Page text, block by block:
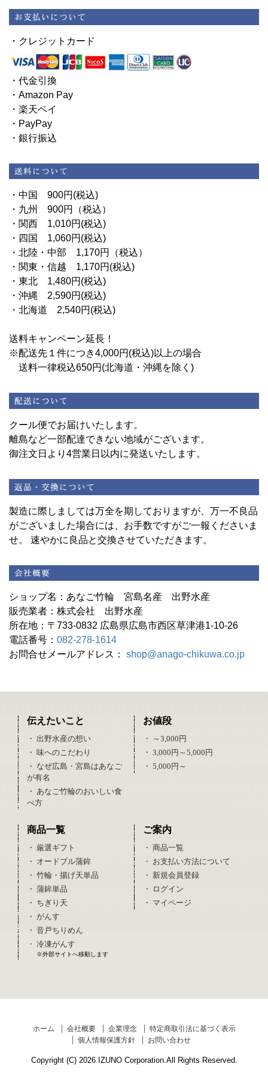
・クレジットカード
・代金引換
・Amazon Pay
・楽天ペイ
・PayPay
・銀行振込
・中国 900円(税込)
・九州 900円（税込）
・関西 1,010円(税込)
・四国 1,060円(税込)
・北陸・中部 1,170円（税込）
・関東・信越 1,170円(税込)
・東北 1,480円(税込)
・沖縄 2,590円(税込)
・北海道 2,540円(税込)
送料キャンペーン延長！
※配送先１件につき4,000円(税込)以上の場合
送料一律税込650円(北海道・沖縄を除く)
クール便でお届けいたします。
離島など一部配達できない地域がございます。
御注文日より4営業日以内に発送いたします。
製造に際しましては万全を期しておりますが、万一不良品
がございました場合には、お手数ですがご一報くださいま
せ。 速やかに良品と交換させていただきます。
ショップ名：あなご竹輪 宮島名産 出野水産
販売業者：株式会社 出野水産
所在地：〒733-0832 広島県広島市西区草津港1-10-26
電話番号： 082-278-1614
お問合せメールアドレス： shop@anago-chikuwa.co.jp
伝えたいこと
・ 出野水産の想い
・ 味へのこだわり
・ なぜ広島・宮島はあなご
が有名
・ あなご竹輪のおいしい食
べ方
お値段
・ ～3,000円
・ 3,000円～5,000円
・ 5,000円～
商品一覧
・ 厳選ギフト
・ オードブル蒲鉾
・ 竹輪・揚げ天単品
・ 蒲鉾単品
・ ちぎり天
・ がんす
・ 音戸ちりめん
・ 冷凍がんす
※外部サイトへ移動します
ご案内
・ 商品一覧
・ お支払い方法について
・ 新規会員登録
・ ログイン
・ マイページ
ホーム 会社概要 企業理念
特定商取引法に基づく表示
個人情報保護方針
お問い合わせ
Copyright (C) 2026 IZUNO Corporation.All Rights Reserved.